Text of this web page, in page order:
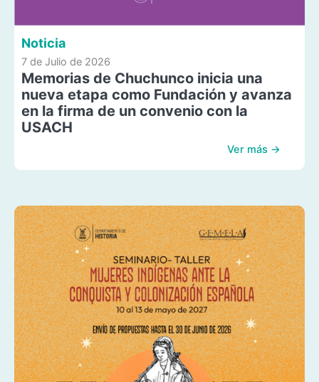
Noticia
7 de Julio de 2026
Memorias de Chuchunco inicia una
nueva etapa como Fundación y avanza
en la firma de un convenio con la
USACH
Ver más →